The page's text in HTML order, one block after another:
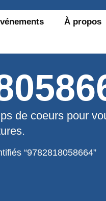
À propos
de coeurs pour
“9782818058664”